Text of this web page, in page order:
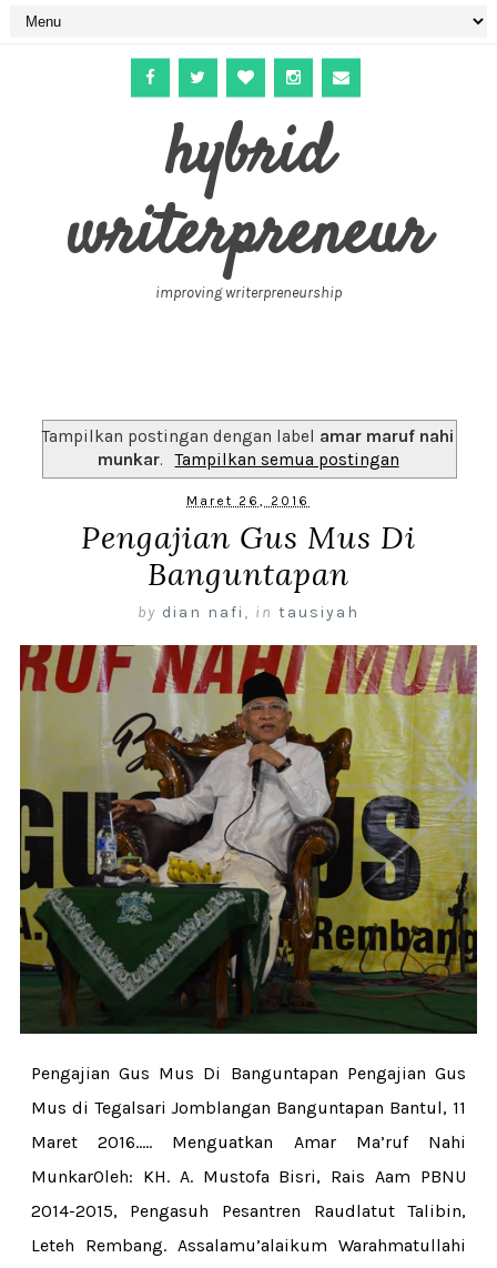
hybrid
writerpreneur
improving writerpreneurship
Tampilkan postingan dengan label amar maruf nahi
munkar. Tampilkan semua postingan
Maret 26, 2016
Pengajian Gus Mus Di
Banguntapan
by dian nafi , in tausiyah
Pengajian Gus Mus Di Banguntapan Pengajian Gus
Mus di Tegalsari Jomblangan Banguntapan Bantul, 11
Maret 2016..... Menguatkan Amar Ma’ruf Nahi
MunkarOleh: KH. A. Mustofa Bisri, Rais Aam PBNU
2014-2015, Pengasuh Pesantren Raudlatut Talibin,
Leteh Rembang. Assalamu’alaikum Warahmatullahi